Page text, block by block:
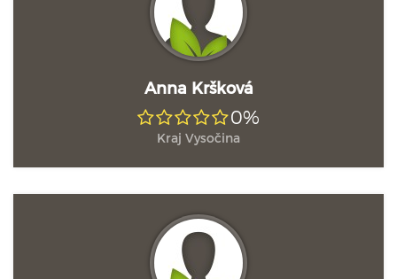
Anna Kršková
0%
Kraj Vysočina